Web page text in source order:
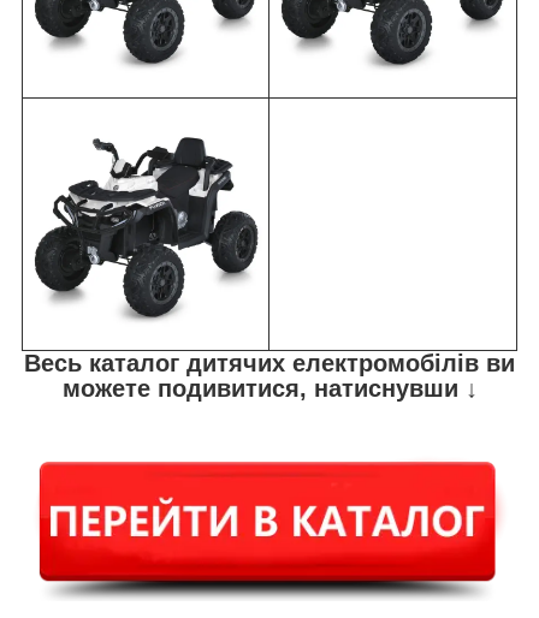
Весь каталог дитячих електромобілів ви
можете подивитися, натиснувши ↓